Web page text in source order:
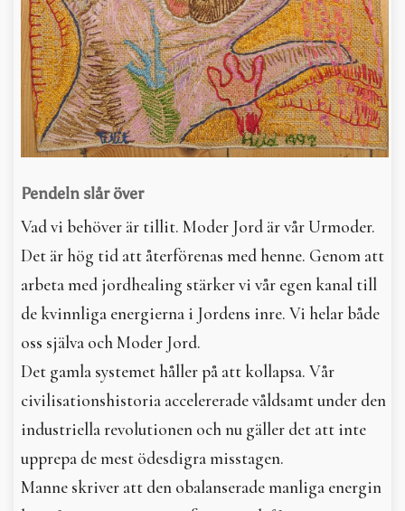
Pendeln slår över
Vad vi behöver är tillit. Moder Jord är vår Urmoder.
Det är hög tid att återförenas med henne. Genom att
arbeta med jordhealing stärker vi vår egen kanal till
de kvinnliga energierna i Jordens inre. Vi helar både
oss själva och Moder Jord.
Det gamla systemet håller på att kollapsa. Vår
civilisationshistoria accelererade våldsamt under den
industriella revolutionen och nu gäller det att inte
upprepa de mest ödesdigra misstagen.
Manne skriver att den obalanserade manliga energin